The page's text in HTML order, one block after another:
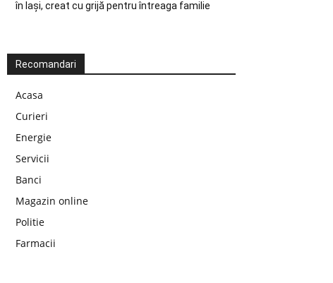
în Iași, creat cu grijă pentru întreaga familie
Recomandari
Acasa
Curieri
Energie
Servicii
Banci
Magazin online
Politie
Farmacii